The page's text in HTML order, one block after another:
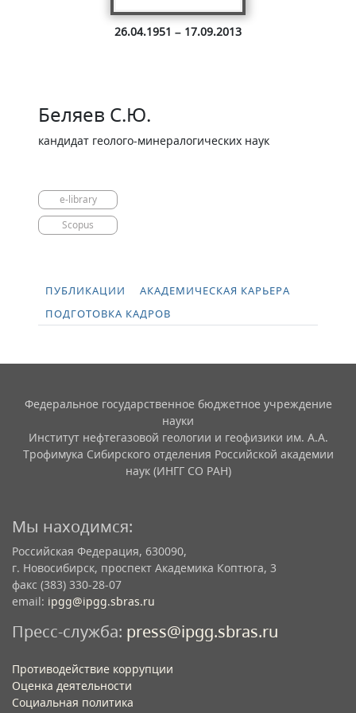
26.04.1951 – 17.09.2013
Беляев С.Ю.
кандидат геолого-минералогических наук
e-library
Scopus
ПУБЛИКАЦИИ
АКАДЕМИЧЕСКАЯ КАРЬЕРА
ПОДГОТОВКА КАДРОВ
Федеральное государственное бюджетное учреждение
науки
Институт нефтегазовой геологии и геофизики им. А.А.
Трофимука Сибирского отделения Российской академии
наук (ИНГГ СО РАН)
Мы находимся:
Российская Федерация, 630090,
г. Новосибирск, проспект Академика Коптюга, 3
факс (383) 330-28-07
email: ipgg@ipgg.sbras.ru
Пресс-служба: press@ipgg.sbras.ru
Противодействие коррупции
Оценка деятельности
Социальная политика